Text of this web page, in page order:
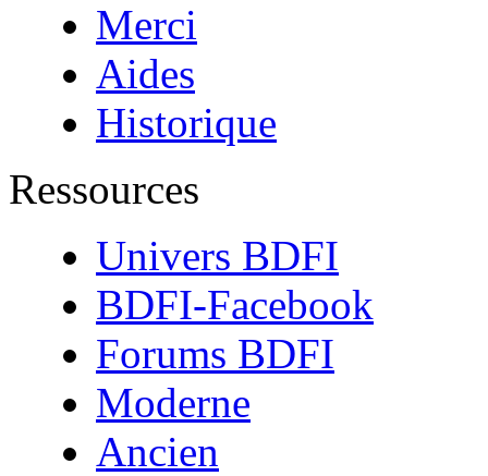
Merci
Aides
Historique
Ressources
Univers BDFI
BDFI-Facebook
Forums BDFI
Moderne
Ancien